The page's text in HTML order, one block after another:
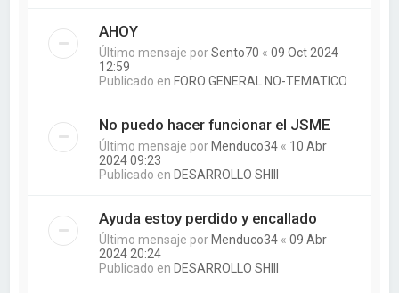
AHOY
Último mensaje porSento70 «09 Oct 2024
12:59
Publicado en FORO GENERAL NO-TEMATICO
No puedo hacer funcionar el JSME
Último mensaje por Menduco34 « 10 Abr
2024 09:23
Publicado en DESARROLLO SHIII
Ayuda estoy perdido y encallado
Último mensaje por Menduco34 «09 Abr
2024 20:24
Publicado en DESARROLLO SHIII